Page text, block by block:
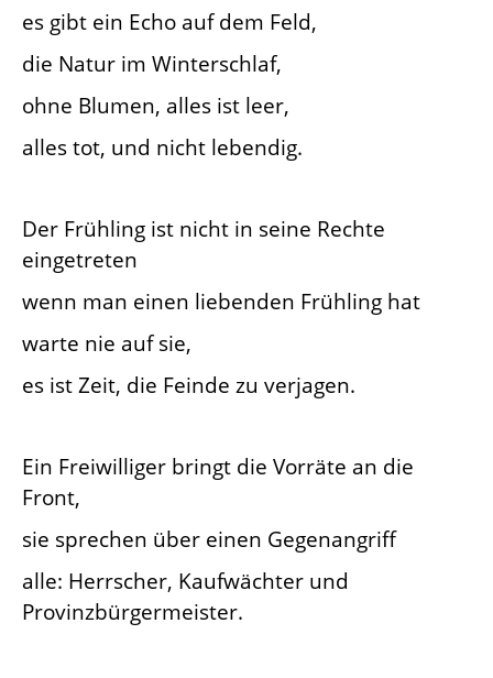
es gibt ein Echo auf dem Feld,
die Natur im Winterschlaf,
ohne Blumen, alles ist leer,
alles tot, und nicht lebendig.
Der Frühling ist nicht in seine Rechte
eingetreten
wenn man einen liebenden Frühling hat
warte nie auf sie,
es ist Zeit, die Feinde zu verjagen.
Ein Freiwilliger bringt die Vorräte an die
Front,
sie sprechen über einen Gegenangriff
alle: Herrscher, Kaufwächter und
Provinzbürgermeister.